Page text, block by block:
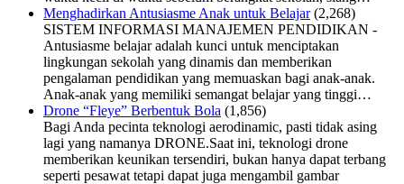
Menghadirkan Antusiasme Anak untuk Belajar (2,268)
SISTEM INFORMASI MANAJEMEN PENDIDIKAN -
Antusiasme belajar adalah kunci untuk menciptakan
lingkungan sekolah yang dinamis dan memberikan
pengalaman pendidikan yang memuaskan bagi anak-anak.
Anak-anak yang memiliki semangat belajar yang tinggi…
Drone “Fleye” Berbentuk Bola (1,856)
Bagi Anda pecinta teknologi aerodinamic, pasti tidak asing
lagi yang namanya DRONE.Saat ini, teknologi drone
memberikan keunikan tersendiri, bukan hanya dapat terbang
seperti pesawat tetapi dapat juga mengambil gambar